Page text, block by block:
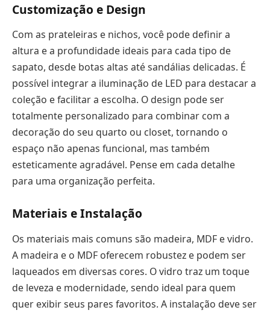
Customização e Design
Com as prateleiras e nichos, você pode definir a
altura e a profundidade ideais para cada tipo de
sapato, desde botas altas até sandálias delicadas. É
possível integrar a iluminação de LED para destacar a
coleção e facilitar a escolha. O design pode ser
totalmente personalizado para combinar com a
decoração do seu quarto ou closet, tornando o
espaço não apenas funcional, mas também
esteticamente agradável. Pense em cada detalhe
para uma organização perfeita.
Materiais e Instalação
Os materiais mais comuns são madeira, MDF e vidro.
A madeira e o MDF oferecem robustez e podem ser
laqueados em diversas cores. O vidro traz um toque
de leveza e modernidade, sendo ideal para quem
quer exibir seus pares favoritos. A instalação deve ser